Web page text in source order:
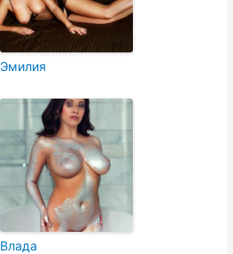
Эмилия
Влада